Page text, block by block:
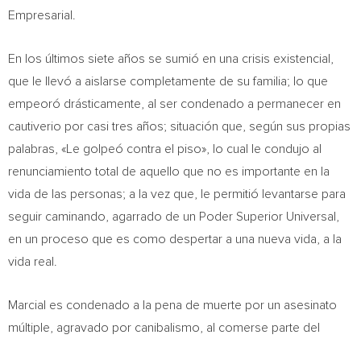
Empresarial.
En los últimos siete años se sumió en una crisis existencial,
que le llevó a aislarse completamente de su familia; lo que
empeoró drásticamente, al ser condenado a permanecer en
cautiverio por casi tres años; situación que, según sus propias
palabras, «Le golpeó contra el piso», lo cual le condujo al
renunciamiento total de aquello que no es importante en la
vida de las personas; a la vez que, le permitió levantarse para
seguir caminando, agarrado de un Poder Superior Universal,
en un proceso que es como despertar a una nueva vida, a la
vida real.
Marcial es condenado a la pena de muerte por un asesinato
múltiple, agravado por canibalismo, al comerse parte del